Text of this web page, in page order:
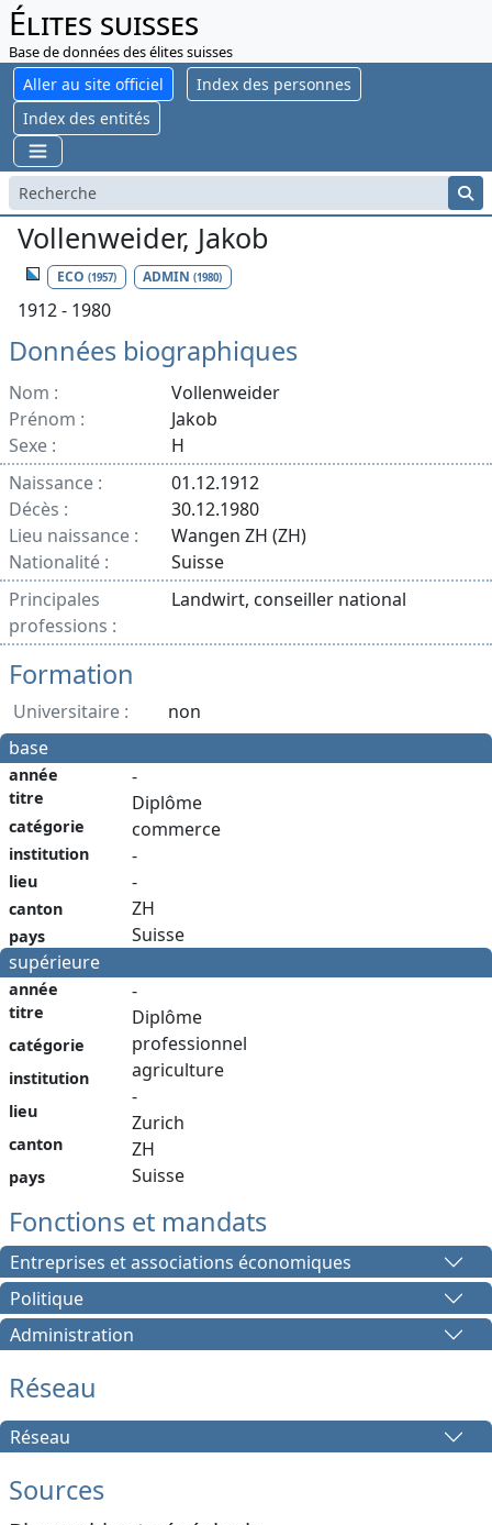
Élites suisses
Base de données des élites suisses
Aller au site officiel
Index des personnes
Index des entités
Vollenweider, Jakob
ECO (1957) ADMIN(1980)
1912 - 1980
Données biographiques
Nom :
Vollenweider
Prénom :
Jakob
Sexe :
H
Naissance :
01.12.1912
Décès :
30.12.1980
Lieu naissance :
Wangen ZH (ZH)
Nationalité :
Suisse
Principales
professions :
Landwirt, conseiller national
Formation
Universitaire :
non
base
année
titre
catégorie
institution
lieu
canton
pays
-
Diplôme
commerce
-
-
ZH
Suisse
supérieure
année
titre
catégorie
institution
lieu
canton
pays
-
Diplôme
professionnel
agriculture
-
Zurich
ZH
Suisse
Fonctions et mandats
Entreprises et associations économiques
Politique
Administration
Réseau
Réseau
Sources